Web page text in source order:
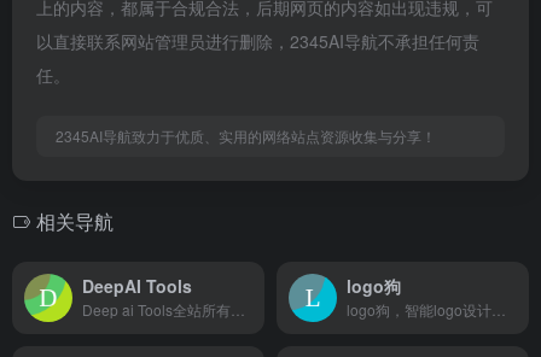
上的内容，都属于合规合法，后期网页的内容如出现违规，可
以直接联系网站管理员进行删除，2345AI导航不承担任何责
任。
2345AI导航致力于优质、实用的网络站点资源收集与分享！
相关导航
DeepAI Tools
Deep ai Tools全站所有模型免费使用，包括 GPT...
logo狗
logo狗，智能logo设计生成，ai算法实时生成，AI智造...